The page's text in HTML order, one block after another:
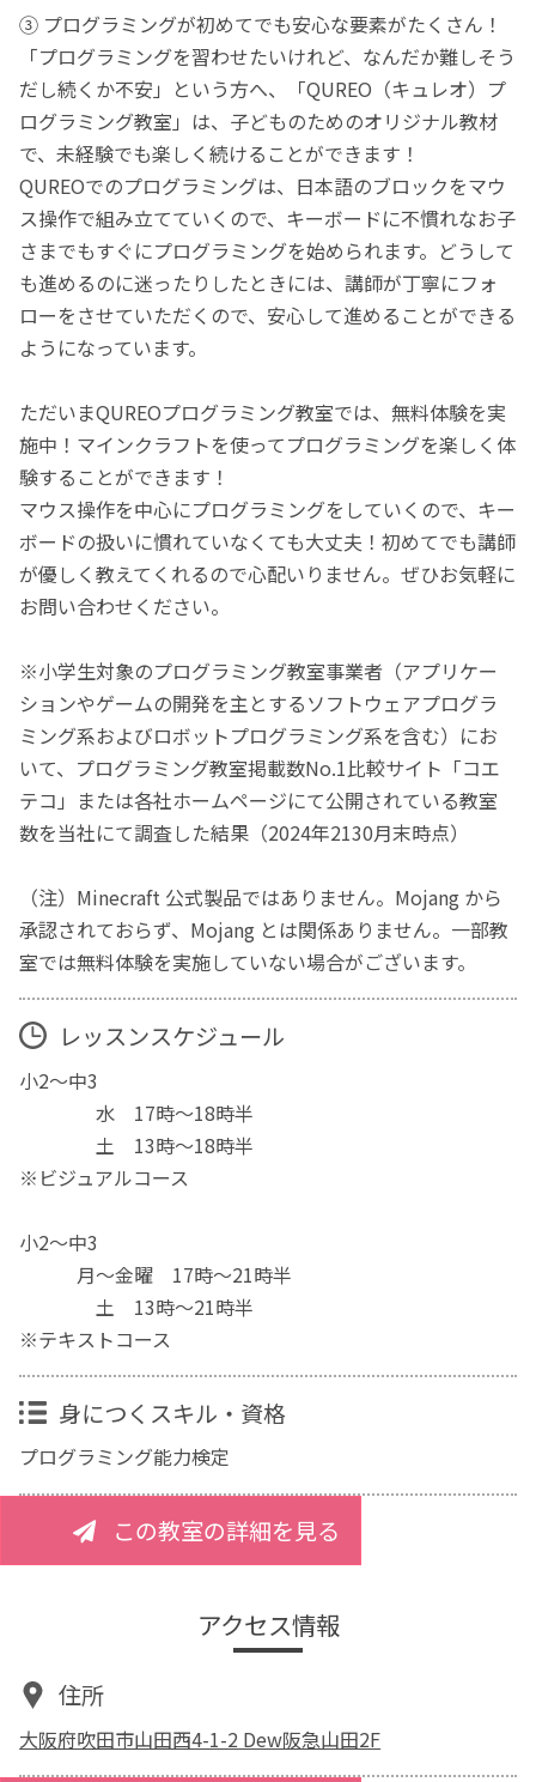
③ プログラミングが初めてでも安心な要素がたくさん！
「プログラミングを習わせたいけれど、なんだか難しそう
だし続くか不安」という方へ、「QUREO（キュレオ）プ
ログラミング教室」は、子どものためのオリジナル教材
で、未経験でも楽しく続けることができます！
QUREOでのプログラミングは、日本語のブロックをマウ
ス操作で組み立てていくので、キーボードに不慣れなお子
さまでもすぐにプログラミングを始められます。どうして
も進めるのに迷ったりしたときには、講師が丁寧にフォ
ローをさせていただくので、安心して進めることができる
ようになっています。
ただいまQUREOプログラミング教室では、無料体験を実
施中！マインクラフトを使ってプログラミングを楽しく体
験することができます！
マウス操作を中心にプログラミングをしていくので、キー
ボードの扱いに慣れていなくても大丈夫！初めてでも講師
が優しく教えてくれるので心配いりません。ぜひお気軽に
お問い合わせください。
※小学生対象のプログラミング教室事業者（アプリケー
ションやゲームの開発を主とするソフトウェアプログラ
ミング系およびロボットプログラミング系を含む）にお
いて、プログラミング教室掲載数No.1比較サイト「コエ
テコ」または各社ホームページにて公開されている教室
数を当社にて調査した結果（2024年2130月末時点）
（注）Minecraft 公式製品ではありません。Mojang から
承認されておらず、Mojang とは関係ありません。一部教
室では無料体験を実施していない場合がございます。
レッスンスケジュール
小2～中3
水 17時～18時半
土 13時～18時半
※ビジュアルコース
小2～中3
月～金曜 17時～21時半
土 13時～21時半
※テキストコース
身につくスキル・資格
プログラミング能力検定
この教室の詳細を見る
アクセス情報
住所
大阪府吹田市山田西4-1-2 Dew阪急山田2F